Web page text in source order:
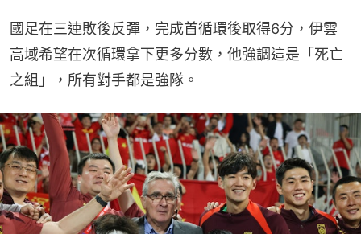
國足在三連敗後反彈，完成首循環後取得6分，伊雲
高域希望在次循環拿下更多分數，他強調這是「死亡
之組」，所有對手都是強隊。